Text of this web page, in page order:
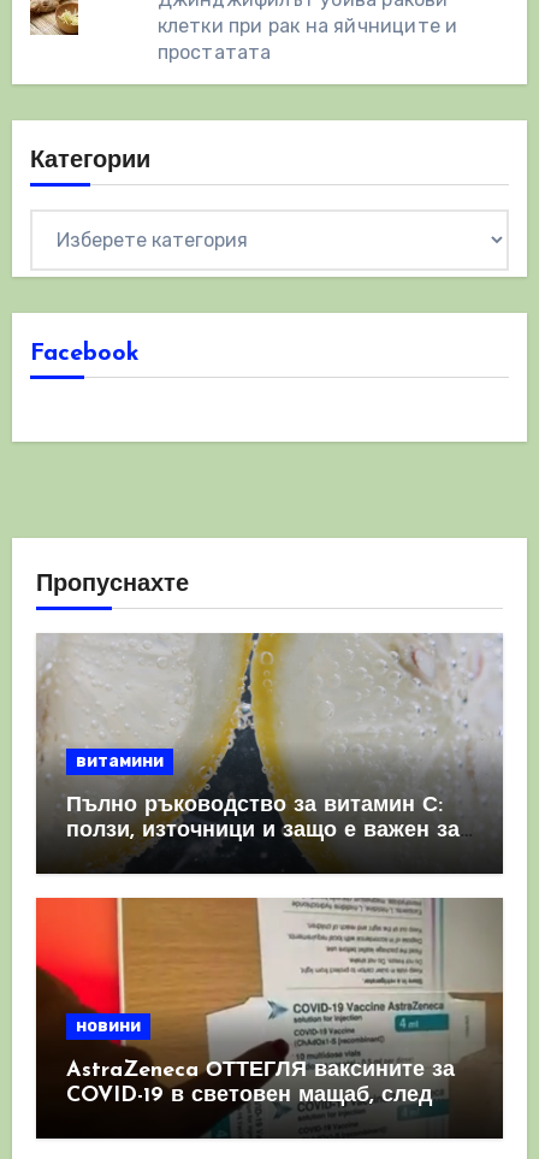
клетки при рак на яйчниците и
простатата
Категории
Facebook
Пропуснахте
витамини
Пълно ръководство за витамин С:
ползи, източници и защо е важен за
имунната система
новини
AstraZeneca ОТТЕГЛЯ ваксините за
COVID-19 в световен мащаб, след
като призна, че те причиняват
КРЪВНИ съсиреци